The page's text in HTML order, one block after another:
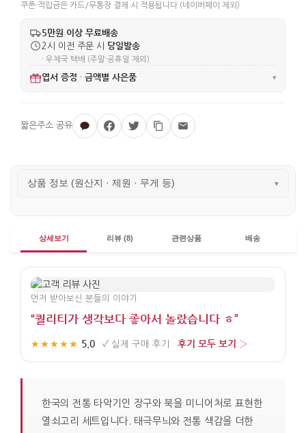
쿠폰·적립금은 카드/무통장 결제 시 적용됩니다 (네이버페이 제외)
5만원 이상 무료배송
2시 이전 주문 시 당일발송
· 우체국 택배 (주말·공휴일 제외)
엽서 증정 · 금액별 사은품 ▾
상품 정보 (원산지 · 제원 · 무게 등) ▾
상세보기 리뷰 (8) 관련상품 배송
먼저 받아보신 분들의 이야기
“퀄리티가 생각보다 좋아서 놀랐습니다 ㅎ”
★★★★★ 5.0 · ✓ 실제 구매 후기 · 후기 모두 보기 ›
한국의 전통 타악기인 장구와 북을 미니어처로 표현한
열쇠고리 세트입니다. 태극무늬와 전통 색감을 더한